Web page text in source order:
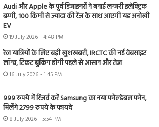
Audi और Apple के पूर्व डिजाइनरों ने बनाई लग्जरी इलेक्ट्रिक
बग्गी, 100 किमी से ज्यादा की रेंज के साथ आएगी यह अनोखी
EV
19 July 2026 - 4:48 PM
रेल यात्रियों के लिए बड़ी खुशखबरी, IRCTC की नई वेबसाइट
लॉन्च, टिकट बुकिंग होगी पहले से आसान और तेज
16 July 2026 - 1:45 PM
999 रुपये में रिजर्व करें Samsung का नया फोल्डेबल फोन,
मिलेंगे 2799 रुपये के फायदे
8 July 2026 - 5:54 PM